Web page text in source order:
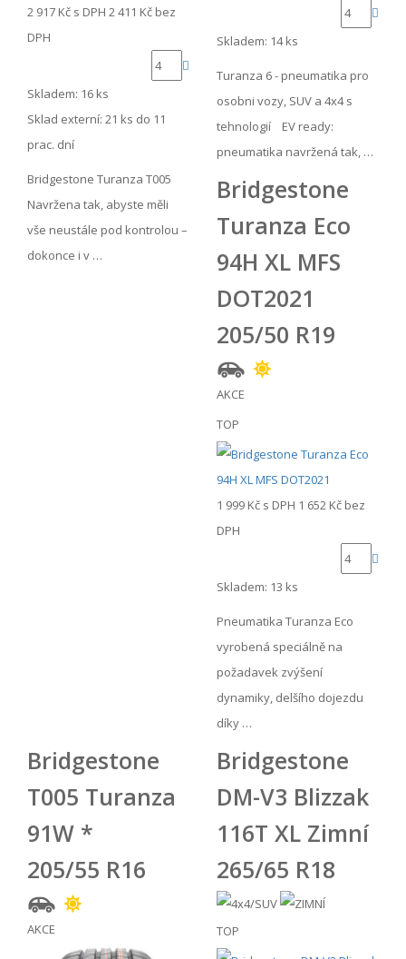
2 917 Kč s DPH 2 411 Kč bez
DPH
Skladem: 16 ks
Sklad externí: 21 ks do 11
prac. dní
Bridgestone Turanza T005
Navržena tak, abyste měli
vše neustále pod kontrolou –
dokonce i v …
Skladem: 14 ks
Turanza 6 - pneumatika pro
osobni vozy, SUV a 4x4 s
tehnologií EV ready:
pneumatika navržená tak, …
Bridgestone
Turanza Eco
94H XL MFS
DOT2021
205/50 R19
AKCE
TOP
1 999 Kč s DPH 1 652 Kč bez
DPH
Skladem: 13 ks
Pneumatika Turanza Eco
vyrobená speciálně na
požadavek zvýšení
dynamiky, delšího dojezdu
díky …
Bridgestone
T005 Turanza
91W *
205/55 R16
AKCE
Bridgestone
DM-V3 Blizzak
116T XL Zimní
265/65 R18
TOP